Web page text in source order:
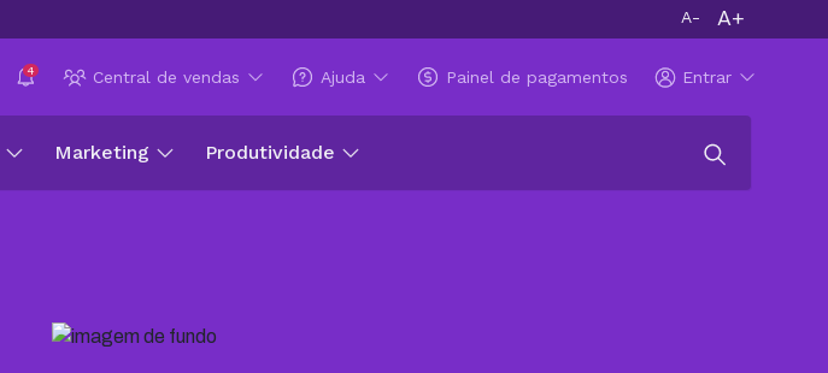
A- A+
4 Central de vendas Ajuda Painel de pagamentos Entrar
Marketing Produtividade